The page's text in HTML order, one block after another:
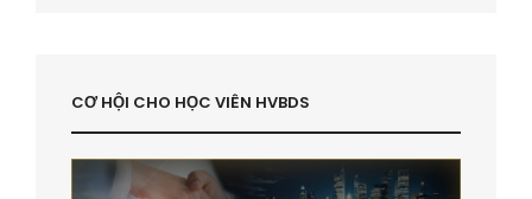
CƠ HỘI CHO HỌC VIÊN HVBDS